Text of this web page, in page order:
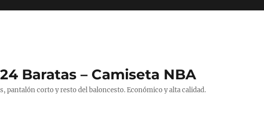
Baratas – Camiseta NBA
pantalón corto y resto del baloncesto. Económico y alta calidad.